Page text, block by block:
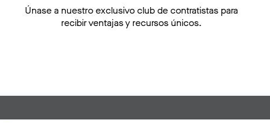
Únase a nuestro exclusivo club de contratistas para
recibir ventajas y recursos únicos.